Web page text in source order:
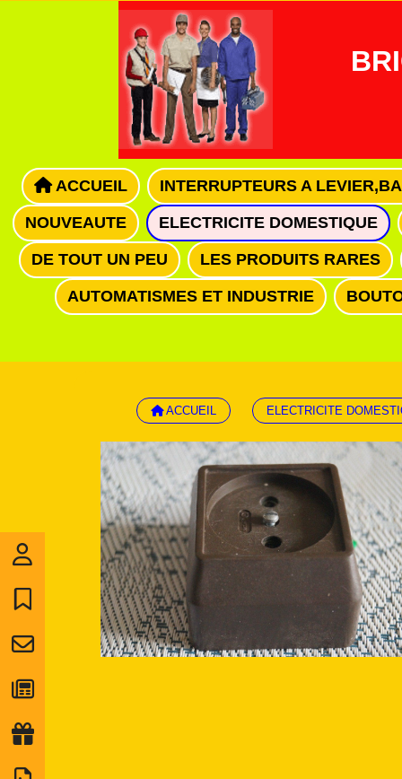
ACCUEIL INTERRUPTEURS A
NOUVEAUTE ELECTRICITE DOMESTIQUE
DE TOUT UN PEU LES PRODUITS RARES
AUTOMATISMES ET INDUSTRIE
ACCUEIL ELECTRICITE